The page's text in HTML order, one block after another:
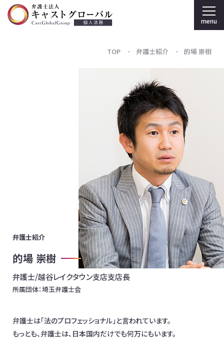
弁護士法人キャストグローバル TOP
お問合わせ
日本全国対応！オンライン相談OK
menu
TOP 弁護士紹介 的場 崇樹
弁護士紹介
的場 崇樹
弁護士/越谷レイクタウン支店支店長
所属団体：埼玉弁護士会
弁護士は「法のプロフェッショナル」と言われています。
もっとも、弁護士は、日本国内だけでも何万にもいます。